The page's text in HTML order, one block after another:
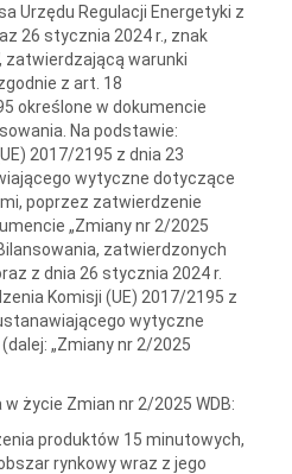
Urzędu Regulacji Energetyki z
26 stycznia 2024 r., znak
zatwierdzającą warunki
z art. 18
określone w dokumencie
Na podstawie:
2017/2195 z dnia 23
wytyczne dotyczące
poprzez zatwierdzenie
„Zmiany nr 2/2025
zatwierdzonych
z dnia 26 stycznia 2024 r.
Komisji (UE) 2017/2195 z
wytyczne
„Zmiany nr 2/2025
życie Zmian nr 2/2025 WDB:
produktów 15 minutowych,
rynkowy wraz z jego